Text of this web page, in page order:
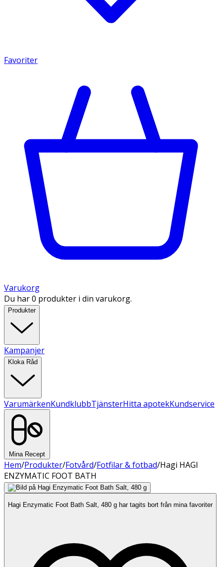
Favoriter
Varukorg
Du har 0 produkter i din varukorg.
Produkter
Kampanjer
Kloka Råd
VarumärkenKundklubbTjänsterHitta apotekKundservice
Mina Recept
Hem/Produkter/Fotvård/Fotfilar & fotbad/Hagi HAGI
ENZYMATIC FOOT BATH
Hagi Enzymatic Foot Bath Salt, 480 g har tagits bort från mina favoriter